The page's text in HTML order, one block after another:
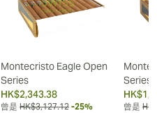
Montecristo Eagle Open
Series
HK$2,343.38
曾是 HK$3,127.12 -25%
Series
曾是